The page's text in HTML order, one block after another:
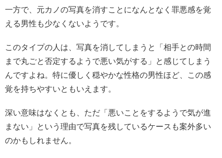
一方で、元カノの写真を消すことになんとなく罪悪感を覚
える男性も少なくないようです。
このタイプの人は、写真を消してしまうと「相手との時間
まで丸ごと否定するようで悪い気がする」と感じてしまう
んですよね。特に優しく穏やかな性格の男性ほど、この感
覚を持ちやすいともいえます。
深い意味はなくとも、ただ「悪いことをするようで気が進
まない」という理由で写真を残しているケースも案外多い
のかもしれません。